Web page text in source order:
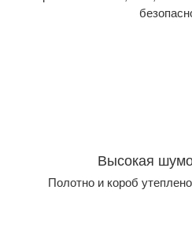
Высокая
Полотно и короб